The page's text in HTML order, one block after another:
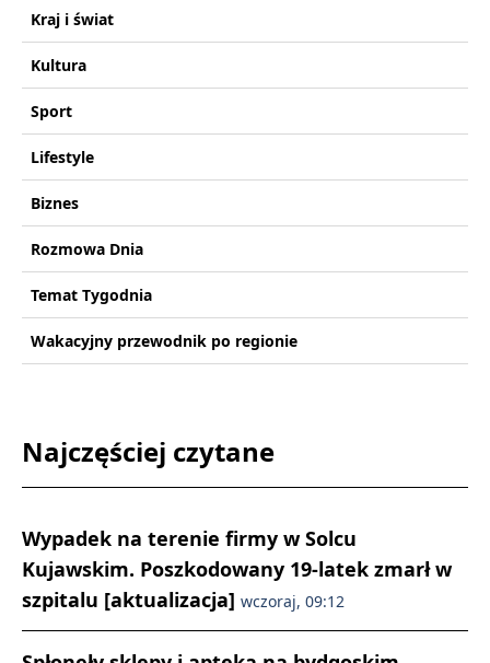
Kraj i świat
Kultura
Sport
Lifestyle
Biznes
Rozmowa Dnia
Temat Tygodnia
Wakacyjny przewodnik po regionie
Najczęściej czytane
Wypadek na terenie firmy w Solcu
Kujawskim. Poszkodowany 19-latek zmarł w
szpitalu [aktualizacja] wczoraj, 09:12